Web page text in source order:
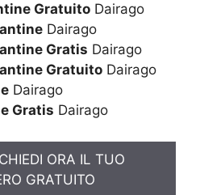
Gratuito Dairago
Dairago
Gratis Dairago
Gratuito Dairago
Dairago
Gratis Dairago
ORA IL TUO
GRATUITO